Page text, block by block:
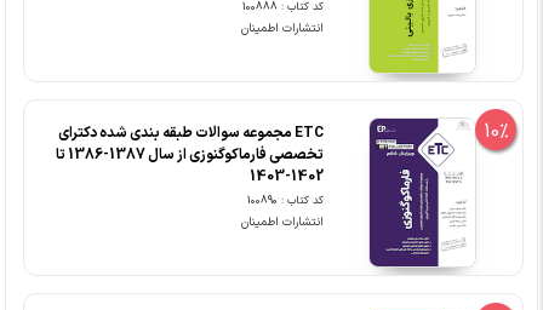
کد کتاب : 100888
انتشارات اطمینان
10%
ETC مجموعه سوالات طبقه بندی شده دکترای
تخصصی فارماکوگنوزی از سال 1387-1386 تا
1402-1403
کد کتاب : 100890
انتشارات اطمینان